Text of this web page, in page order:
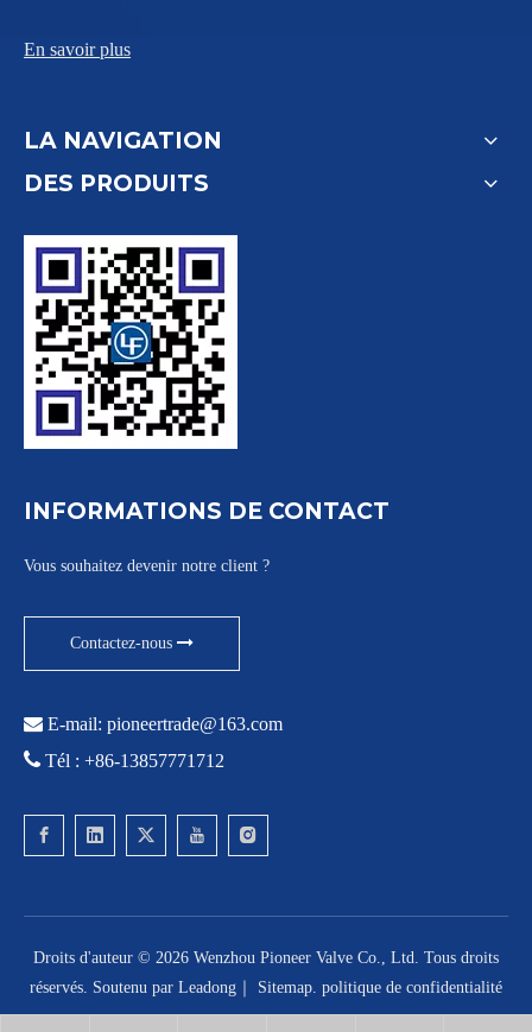
En savoir plus
LA NAVIGATION
DES PRODUITS
INFORMATIONS DE CONTACT
Vous souhaitez devenir notre client ?
Contactez-nous
 E-mail: pioneertrade@163.com
 Tél : +86-13857771712
Droits d'auteur © 2026 Wenzhou Pioneer Valve Co., Ltd. Tous droits
réservés. Soutenu par Leadong Sitemap politique de confidentialité